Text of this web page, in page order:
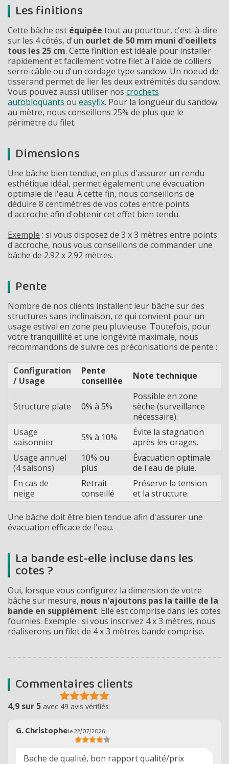
Les finitions
Cette bâche est équipée tout au pourtour, c'est-à-dire
sur les 4 côtés, d'un ourlet de 50 mm muni d'oeillets
tous les 25 cm. Cette finition est idéale pour installer
rapidement et facilement votre filet à l'aide de colliers
serre-câble ou d'un cordage type sandow. Un noeud de
tisserand permet de lier les deux extrémités du sandow.
Vous pouvez aussi utiliser nos crochets
autobloquants ou easyfix. Pour la longueur du sandow
au mètre, nous conseillons 25% de plus que le
périmètre du filet.
Dimensions
Une bâche bien tendue, en plus d'assurer un rendu
esthétique idéal, permet également une évacuation
optimale de l'eau. À cette fin, nous conseillons de
déduire 8 centimètres de vos cotes entre points
d'accroche afin d'obtenir cet effet bien tendu.
Exemple : si vous disposez de 3 x 3 mètres entre points
d'accroche, nous vous conseillons de commander une
bâche de 2.92 x 2.92 mètres.
Pente
Nombre de nos clients installent leur bâche sur des
structures sans inclinaison, ce qui convient pour un
usage estival en zone peu pluvieuse. Toutefois, pour
votre tranquillité et une longévité maximale, nous
recommandons de suivre ces préconisations de pente :
Configuration
/ Usage
Pente
conseillée
Note technique
Structure plate 0% à 5%
Possible en zone
sèche (surveillance
nécessaire).
Usage
saisonnier
5% à 10%
Évite la stagnation
après les orages.
Usage annuel
(4 saisons)
10% ou
plus
Évacuation optimale
de l'eau de pluie.
En cas de
neige
Retrait
conseillé
Préserve la tension
et la structure.
Une bâche doit être bien tendue afin d'assurer une
évacuation efficace de l'eau.
La bande est-elle incluse dans les
cotes ?
Oui, lorsque vous configurez la dimension de votre
bâche sur mesure, nous n'ajoutons pas la taille de la
bande en supplément. Elle est comprise dans les cotes
fournies. Exemple : si vous inscrivez 4 x 3 mètres, nous
réaliserons un filet de 4 x 3 mètres bande comprise.
Commentaires clients
4,9 sur 5 avec 49 avis vérifiés
G. Christophele 22/07/2026
Bache de qualité, bon rapport qualité/prix